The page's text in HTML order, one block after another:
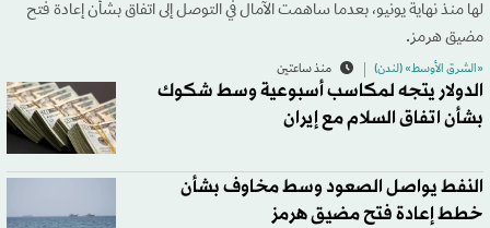
لها منذ نهاية يونيو، بعدما ساهمت الآمال في التوصل إلى اتفاق بشأن إعادة فتح
مضيق هرمز.
«الشرق الأوسط» (لندن) منذ ساعتين
الدولار يتجه لمكاسب أسبوعية وسط شكوك
بشأن اتفاق السلام مع إيران
النفط يواصل الصعود وسط مخاوف بشأن
خطط إعادة فتح مضيق هرمز